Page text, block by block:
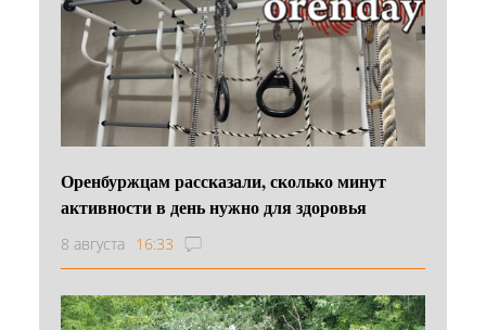
Оренбуржцам рассказали, сколько минут
активности в день нужно для здоровья
8 августа 16:33